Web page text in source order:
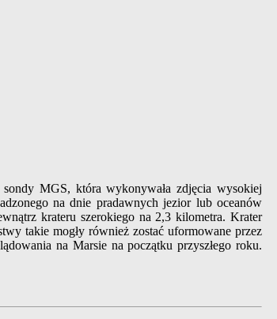
MGS, która wykonywała zdjęcia wysokiej
na dnie pradawnych jezior lub oceanów
krateru szerokiego na 2,3 kilometra. Krater
takie mogły również zostać uformowane przez
na Marsie na początku przyszłego roku.